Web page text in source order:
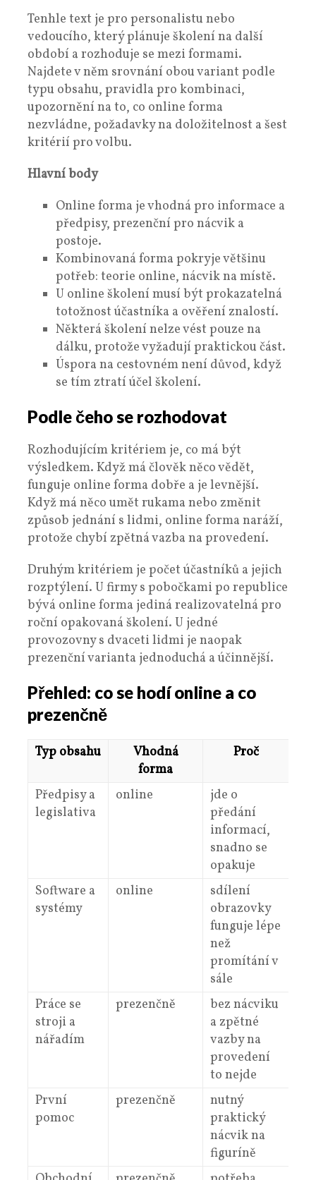
Tenhle text je pro personalistu nebo
vedoucího, který plánuje školení na další
období a rozhoduje se mezi formami.
Najdete v něm srovnání obou variant podle
typu obsahu, pravidla pro kombinaci,
upozornění na to, co online forma
nezvládne, požadavky na doložitelnost a šest
kritérií pro volbu.
Hlavní body
Online forma je vhodná pro informace a
předpisy, prezenční pro nácvik a
postoje.
Kombinovaná forma pokryje většinu
potřeb: teorie online, nácvik na místě.
U online školení musí být prokazatelná
totožnost účastníka a ověření znalostí.
Některá školení nelze vést pouze na
dálku, protože vyžadují praktickou část.
Úspora na cestovném není důvod, když
se tím ztratí účel školení.
Podle čeho se rozhodovat
Rozhodujícím kritériem je, co má být
výsledkem. Když má člověk něco vědět,
funguje online forma dobře a je levnější.
Když má něco umět rukama nebo změnit
způsob jednání s lidmi, online forma naráží,
protože chybí zpětná vazba na provedení.
Druhým kritériem je počet účastníků a jejich
rozptýlení. U firmy s pobočkami po republice
bývá online forma jediná realizovatelná pro
roční opakovaná školení. U jedné
provozovny s dvaceti lidmi je naopak
prezenční varianta jednoduchá a účinnější.
Přehled: co se hodí online a co
prezenčně
Typ obsahu
Vhodná
forma
Proč
Předpisy a
legislativa
online
jde o
předání
informací,
snadno se
opakuje
Software a
systémy
online
sdílení
obrazovky
funguje lépe
než
promítání v
sále
Práce se
stroji a
nářadím
prezenčně
bez nácviku
a zpětné
vazby na
provedení
to nejde
První
pomoc
prezenčně
nutný
praktický
nácvik na
figuríně